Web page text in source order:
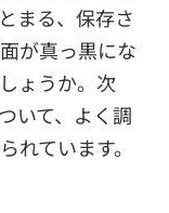
まる、保存さ
が真っ黒にな
ょうか。次
いて、よく調
れています。